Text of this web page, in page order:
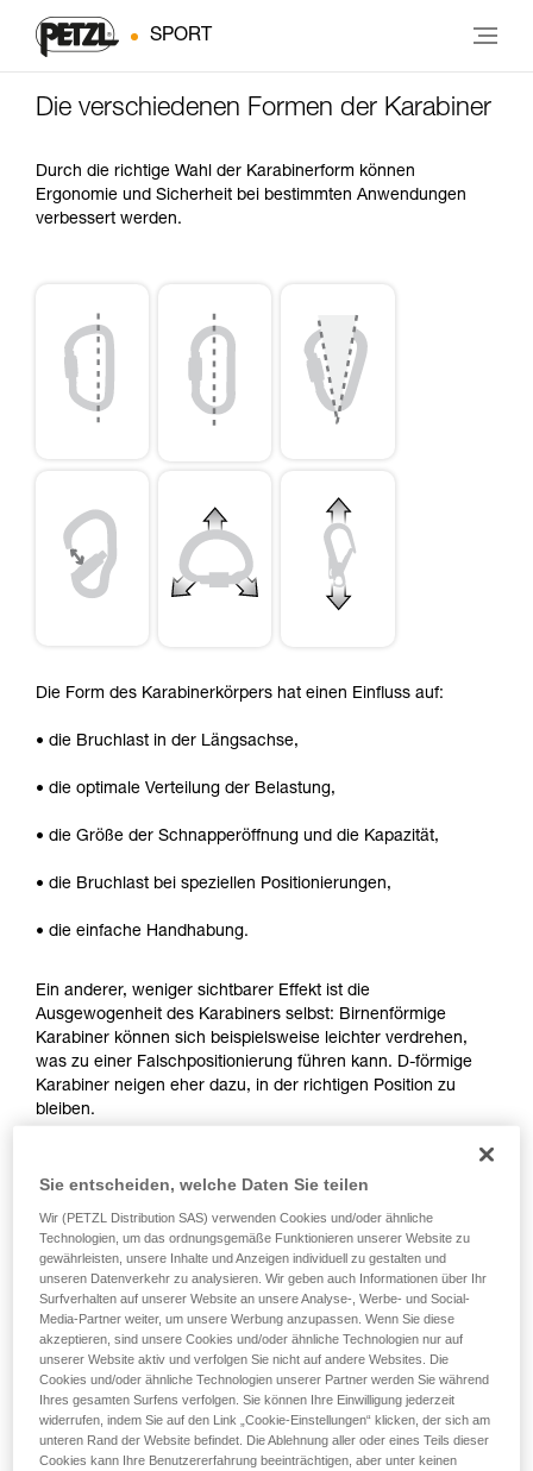
SPORT
Die verschiedenen Formen der Karabiner
Durch die richtige Wahl der Karabinerform können
Ergonomie und Sicherheit bei bestimmten Anwendungen
verbessert werden.
Die Form des Karabinerkörpers hat einen Einfluss auf:
• die Bruchlast in der Längsachse,
• die optimale Verteilung der Belastung,
• die Größe der Schnapperöffnung und die Kapazität,
• die Bruchlast bei speziellen Positionierungen,
• die einfache Handhabung.
Ein anderer, weniger sichtbarer Effekt ist die
Ausgewogenheit des Karabiners selbst: Birnenförmige
Karabiner können sich beispielsweise leichter verdrehen,
was zu einer Falschpositionierung führen kann. D-förmige
Karabiner neigen eher dazu, in der richtigen Position zu
bleiben.
D
Positionierung der Last in der Achse mit der
höchsten Bruchlast, möglichst nahe an der
geschlossenen Seite des Körpers. Geeignet
für einfache Lasten (Verbindung von
Geräten, Verbindung mit dem Ankerpunkt).
Sie entscheiden, welche Daten Sie teilen
Wir (PETZL Distribution SAS) verwenden Cookies und/oder ähnliche
Technologien, um das ordnungsgemäße Funktionieren unserer Website zu
gewährleisten, unsere Inhalte und Anzeigen individuell zu gestalten und
unseren Datenverkehr zu analysieren. Wir geben auch Informationen über Ihr
Surfverhalten auf unserer Website an unsere Analyse-, Werbe- und Social-
Media-Partner weiter, um unsere Werbung anzupassen. Wenn Sie diese
akzeptieren, sind unsere Cookies und/oder ähnliche Technologien nur auf
unserer Website aktiv und verfolgen Sie nicht auf andere Websites. Die
Cookies und/oder ähnliche Technologien unserer Partner werden Sie während
Ihres gesamten Surfens verfolgen. Sie können Ihre Einwilligung jederzeit
widerrufen, indem Sie auf den Link „Cookie-Einstellungen“ klicken, der sich am
unteren Rand der Website befindet. Die Ablehnung aller oder eines Teils dieser
Cookies kann Ihre Benutzererfahrung beeinträchtigen, aber unter keinen